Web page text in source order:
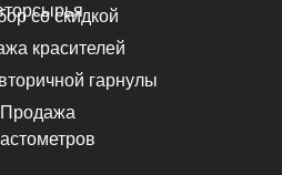
со скидкой
гарнулы
красителей
Продажа